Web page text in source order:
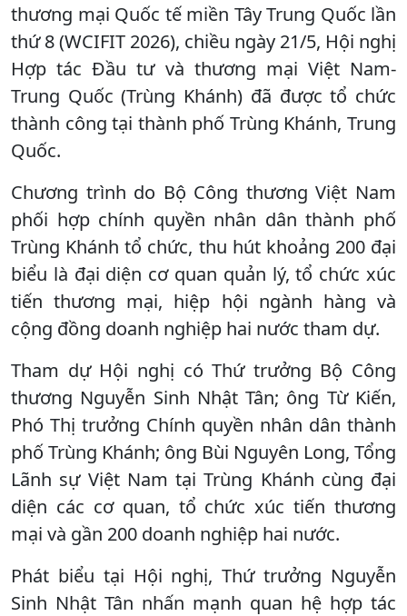
thương mại Quốc tế miền Tây Trung Quốc lần
thứ 8 (WCIFIT 2026), chiều ngày 21/5, Hội nghị
Hợp tác Đầu tư và thương mại Việt Nam-
Trung Quốc (Trùng Khánh) đã được tổ chức
thành công tại thành phố Trùng Khánh, Trung
Quốc.
Chương trình do Bộ Công thương Việt Nam
phối hợp chính quyền nhân dân thành phố
Trùng Khánh tổ chức, thu hút khoảng 200 đại
biểu là đại diện cơ quan quản lý, tổ chức xúc
tiến thương mại, hiệp hội ngành hàng và
cộng đồng doanh nghiệp hai nước tham dự.
Tham dự Hội nghị có Thứ trưởng Bộ Công
thương Nguyễn Sinh Nhật Tân; ông Từ Kiến,
Phó Thị trưởng Chính quyền nhân dân thành
phố Trùng Khánh; ông Bùi Nguyên Long, Tổng
Lãnh sự Việt Nam tại Trùng Khánh cùng đại
diện các cơ quan, tổ chức xúc tiến thương
mại và gần 200 doanh nghiệp hai nước.
Phát biểu tại Hội nghị, Thứ trưởng Nguyễn
Sinh Nhật Tân nhấn mạnh quan hệ hợp tác